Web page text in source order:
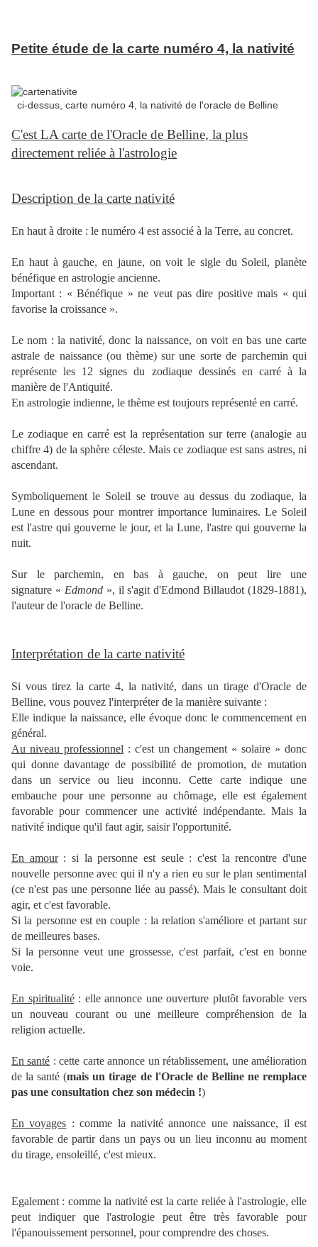
Petite étude de la carte numéro 4, la nativité
ci-dessus, carte numéro 4, la nativité de l'oracle de Belline
C'est LA carte de l'Oracle de Belline, la plus
directement reliée à l'astrologie
Description de la carte nativité
En haut à droite : le numéro 4 est associé à la Terre, au concret.
En haut à gauche, en jaune, on voit le sigle du Soleil, planète
bénéfique en astrologie ancienne.
Important : « Bénéfique » ne veut pas dire positive mais « qui
favorise la croissance ».
Le nom : la nativité, donc la naissance, on voit en bas une carte
astrale de naissance (ou thème) sur une sorte de parchemin qui
représente les 12 signes du zodiaque dessinés en carré à la
manière de l'Antiquité.
En astrologie indienne, le thème est toujours représenté en carré.
Le zodiaque en carré est la représentation sur terre (analogie au
chiffre 4) de la sphère céleste. Mais ce zodiaque est sans astres, ni
ascendant.
Symboliquement le Soleil se trouve au dessus du zodiaque, la
Lune en dessous pour montrer importance luminaires. Le Soleil
est l'astre qui gouverne le jour, et la Lune, l'astre qui gouverne la
nuit.
Sur le parchemin, en bas à gauche, on peut lire une
signature « Edmond», il s'agit d'Edmond Billaudot (1829-1881),
l'auteur de l'oracle de Belline.
Interprétation de la carte nativité
Si vous tirez la carte 4, la nativité, dans un tirage d'Oracle de
Belline, vous pouvez l'interpréter de la manière suivante :
Elle indique la naissance, elle évoque donc le commencement en
général.
Au niveau professionnel : c'est un changement « solaire » donc
qui donne davantage de possibilité de promotion, de mutation
dans un service ou lieu inconnu. Cette carte indique une
embauche pour une personne au chômage, elle est également
favorable pour commencer une activité indépendante. Mais la
nativité indique qu'il faut agir, saisir l'opportunité.
En amour: si la personne est seule : c'est la rencontre d'une
nouvelle personne avec qui il n'y a rien eu sur le plan sentimental
(ce n'est pas une personne liée au passé). Mais le consultant doit
agir, et c'est favorable.
Si la personne est en couple : la relation s'améliore et partant sur
de meilleures bases.
Si la personne veut une grossesse, c'est parfait, c'est en bonne
voie.
En spiritualité : elle annonce une ouverture plutôt favorable vers
un nouveau courant ou une meilleure compréhension de la
religion actuelle.
En santé : cette carte annonce un rétablissement, une amélioration
de la santé (mais un tirage de l'Oracle de Belline ne remplace
pas une consultation chez son médecin !)
En voyages : comme la nativité annonce une naissance, il est
favorable de partir dans un pays ou un lieu inconnu au moment
du tirage, ensoleillé, c'est mieux.
Egalement : comme la nativité est la carte reliée à l'astrologie, elle
peut indiquer que l'astrologie peut être très favorable pour
l'épanouissement personnel, pour comprendre des choses.